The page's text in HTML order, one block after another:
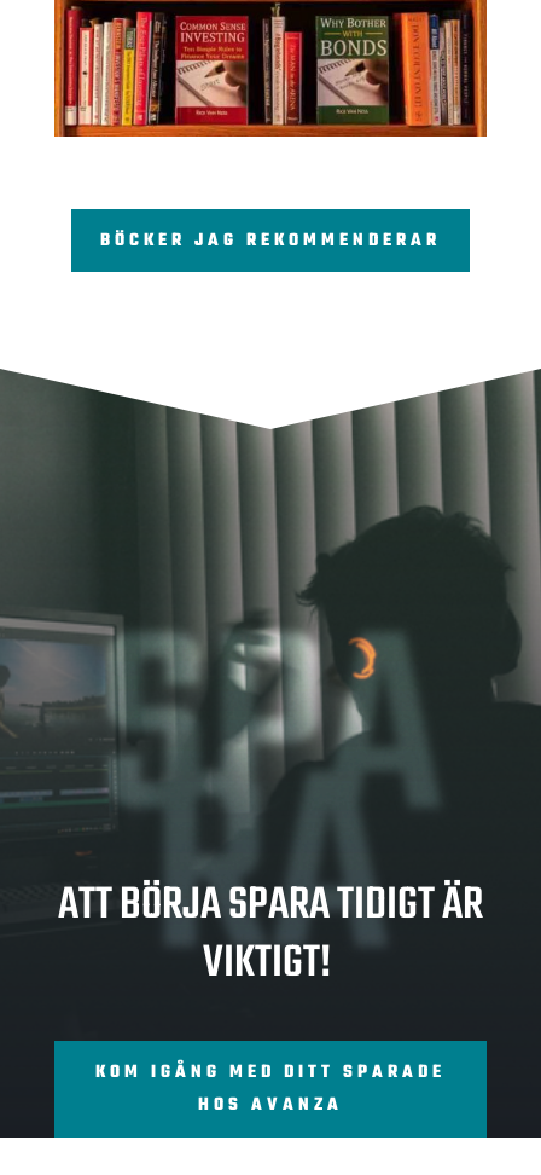
BÖCKER JAG REKOMMENDERAR
SPA
RA
ATT BÖRJA SPARA TIDIGT ÄR
VIKTIGT!
KOM IGÅNG MED DITT SPARADE
HOS AVANZA